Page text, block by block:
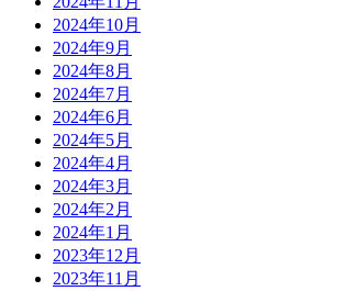
2024年10月
2024年9月
2024年8月
2024年7月
2024年6月
2024年5月
2024年4月
2024年3月
2024年2月
2024年1月
2023年12月
2023年11月